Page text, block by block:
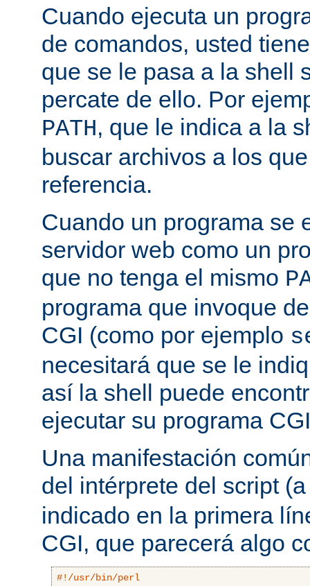
Cuando ejecuta un
de comandos, usted
que se le pasa a la shell
percate de ello. Por
PATH, que le indica a la
buscar archivos a los
referencia.
Cuando un programa se
servidor web como un
que no tenga el mismo
programa que invoque
CGI (como por ejemplo
necesitará que se le
así la shell puede
ejecutar su programa
Una manifestación
del intérprete del script
indicado en la primera
CGI, que parecerá algo
#!/usr/bin/perl